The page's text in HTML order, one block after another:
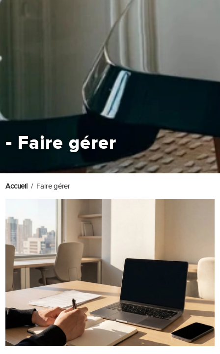
- Faire gérer
Accueil Faire gérer